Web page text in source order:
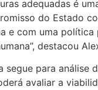
adequadas é
do Estado
e com uma política
destacou
segue para análise
avaliar a